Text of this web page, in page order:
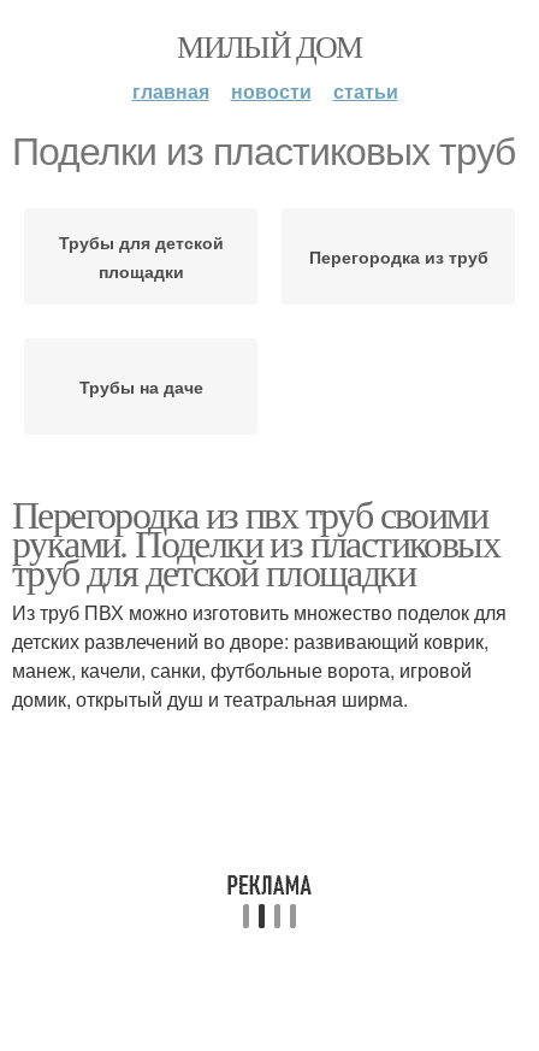
МИЛЫЙ ДОМ
главная новости статьи
Поделки из пластиковых труб
Трубы для детской
площадки
Перегородка из труб
Трубы на даче
Перегородка из пвх труб своими
руками. Поделки из пластиковых
труб для детской площадки
Из труб ПВХ можно изготовить множество поделок для
детских развлечений во дворе: развивающий коврик,
манеж, качели, санки, футбольные ворота, игровой
домик, открытый душ и театральная ширма.